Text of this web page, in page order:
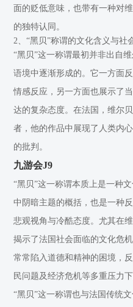
面的贬低意味，也带有一种对
的独特认同。
2、“黑贝”称谓的文化含义与社
“黑贝”这一称谓最初并非出自
语境中逐渐形成的。它一方面
情感反应，另一方面也展示了
达的复杂态度。在法国，维尔
者，他的作品中展现了人类内
的批判。
九游会J9
“黑贝”这一称谓本质上是一种
中阴暗主题的概括，也是一种
悲观视角与冷酷态度。尤其在
揭示了法国社会面临的文化危
常常陷入道德和精神的困境，
民问题及经济危机等多重压力下
“黑贝”这一称谓也与法国传统